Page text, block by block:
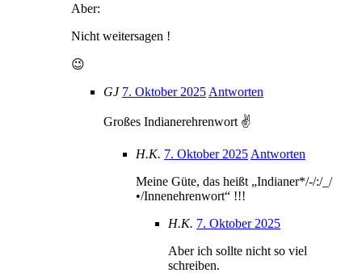
Aber:
Nicht weitersagen !
😉
GJ 7. Oktober 2025 Antworten
Großes Indianerehrenwort ✌
H.K. 7. Oktober 2025 Antworten
Meine Güte, das heißt „Indianer*/-/:/_/
•/Innenehrenwort“ !!!
H.K. 7. Oktober 2025
Aber ich sollte nicht so viel
schreiben.